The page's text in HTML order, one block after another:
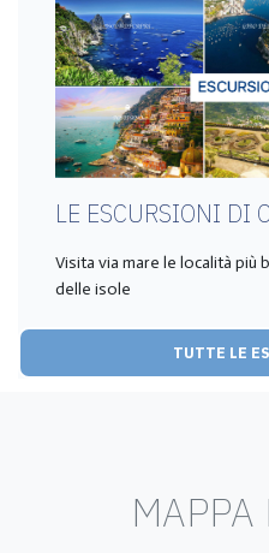
LE ESCURSIONI DI
Visita via mare le località più
delle isole
TUTTE LE